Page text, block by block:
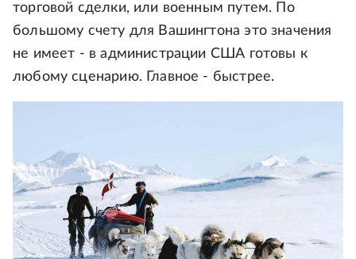
торговой сделки, или военным путем. По
большому счету для Вашингтона это значения
не имеет - в администрации США готовы к
любому сценарию. Главное - быстрее.